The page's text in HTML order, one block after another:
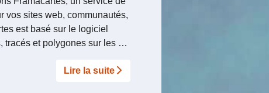
vos sites web, communautés,
est basé sur le logiciel
tracés et polygones sur les …
Lire la suite­­